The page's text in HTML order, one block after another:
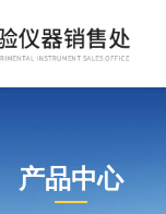
产品中心